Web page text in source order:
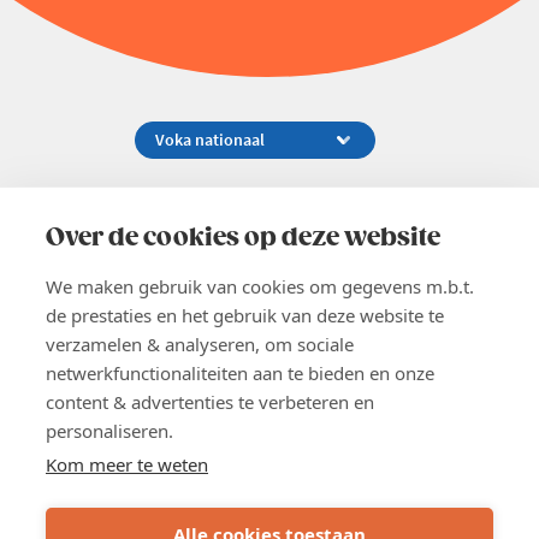
Over de cookies op deze website
We maken gebruik van cookies om gegevens m.b.t.
de prestaties en het gebruik van deze website te
verzamelen & analyseren, om sociale
netwerkfunctionaliteiten aan te bieden en onze
content & advertenties te verbeteren en
personaliseren.
Kom meer te weten
Alle cookies toestaan
02 229 81 11
EN
Word lid